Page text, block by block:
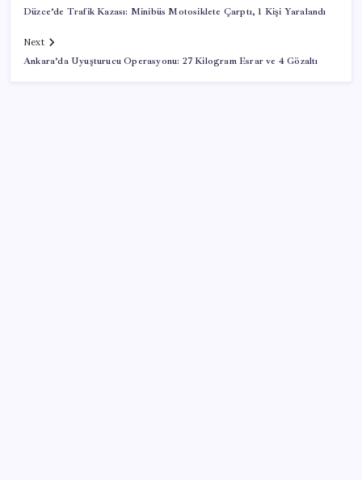
Düzce’de Trafik Kazası: Minibüs Motosiklete Çarptı, 1 Kişi Yaralandı
Next
Ankara’da Uyuşturucu Operasyonu: 27 Kilogram Esrar ve 4 Gözaltı